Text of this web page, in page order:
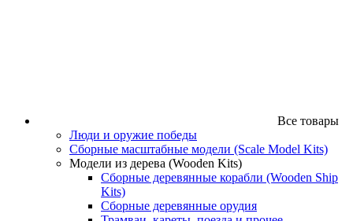
Все товары
Люди и оружие победы
Сборные масштабные модели (Scale Model Kits)
Модели из дерева (Wooden Kits)
Сборные деревянные корабли (Wooden Ship
Kits)
Сборные деревянные орудия